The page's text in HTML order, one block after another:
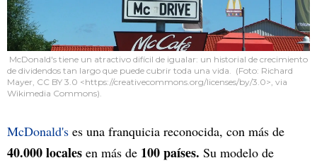
McDonald's tiene un atractivo difícil de igualar: un historial de crecimiento
de dividendos tan largo que puede cubrir toda una vida. (Foto: Richard
Mayer, CC BY 3.0 <https://creativecommons.org/licenses/by/3.0>, via
Wikimedia Commons).
McDonald's es una franquicia reconocida, con más de
40.000 locales en más de 100 países. Su modelo de